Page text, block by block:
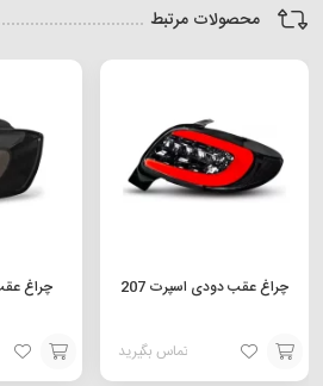
محصولات مرتبط
چراغ عقب دودی اسپرت 207
تماس بگیرید